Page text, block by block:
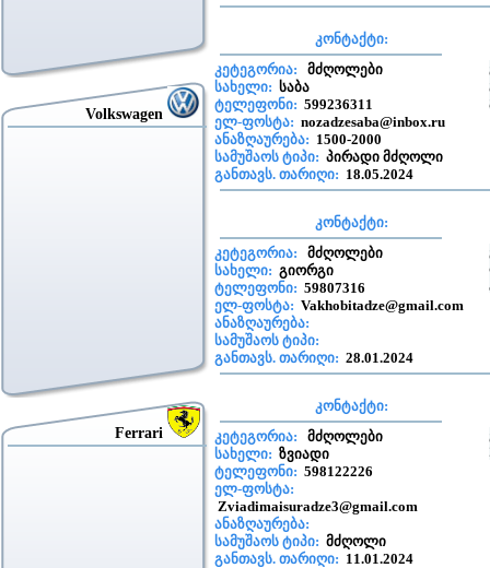
კონტაქტი:
კეტეგორია:
მძღოლები
სახელი: საბა
ტელეფონი: 599236311
ელ-ფოსტა: nozadzesaba@inbox.ru
ანაზღაურება: 1500-2000
სამუშაოს ტიპი: პირადი მძღოლი
განთავს. თარიღი: 18.05.2024
კონტაქტი:
კეტეგორია:
მძღოლები
სახელი: გიორგი
ტელეფონი: 59807316
ელ-ფოსტა: Vakhobitadze@gmail.com
ანაზღაურება:
სამუშაოს ტიპი:
განთავს. თარიღი: 28.01.2024
კონტაქტი:
კეტეგორია:
მძღოლები
სახელი: ზვიადი
ტელეფონი: 598122226
ელ-ფოსტა:
Zviadimaisuradze3@gmail.com
ანაზღაურება:
სამუშაოს ტიპი: მძღოლი
განთავს. თარიღი: 11.01.2024
Volkswagen
Ferrari